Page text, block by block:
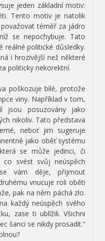
jeden základní motiv:
Tento motiv je natolik
téměř za jádro
se nepochybuje. Tato
politické důsledky.
i hrozivější než některé
politicky nekorektní.
poškozuje bílé, protože
viny. Například v tom,
jsou posuzovány jako
nikoliv. Tato představa
neboť jim sugeruje
jako oběť systému
se může jedinci, či
svést svůj neúspěch
vám děje, přijmout
vnucuje roli oběti
pak na něm páchá zlo.
každý neúspěch svého
zase ti ublížili. Všichni
šanci se nikdy prosadit.“